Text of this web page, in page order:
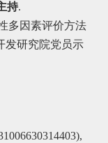
持.
多因素评价方法
发研究院党员示